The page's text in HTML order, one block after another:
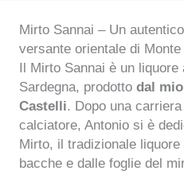
Mirto Sannai – Un
versante orientale di Monte
Il Mirto Sannai è un
Sardegna, prodottodal
Castelli. Dopo una
calciatore, Antonio si è
Mirto, il tradizionale
bacche e dalle foglie del